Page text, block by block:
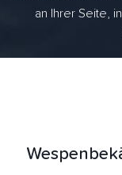
an Ihrer Seite,